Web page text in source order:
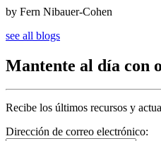
by Fern Nibauer-Cohen
see all blogs
Mantente al día con
Recibe los últimos recursos y
Dirección de correo electrónico: